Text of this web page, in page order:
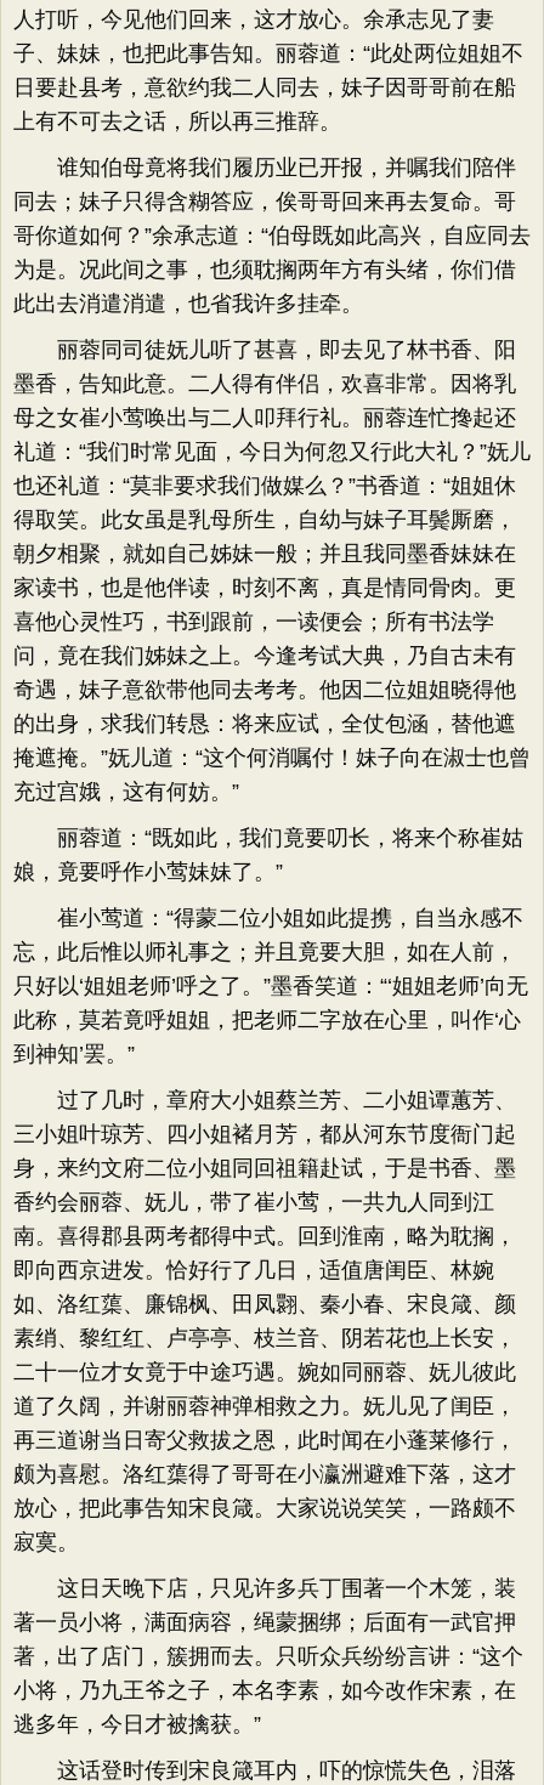
人打听，今见他们回来，这才放心。余承志见了妻
子、妹妹，也把此事告知。丽蓉道：“此处两位姐姐不
日要赴县考，意欲约我二人同去，妹子因哥哥前在船
上有不可去之话，所以再三推辞。
谁知伯母竟将我们履历业已开报，并嘱我们陪伴
同去；妹子只得含糊答应，俟哥哥回来再去复命。哥
哥你道如何？”余承志道：“伯母既如此高兴，自应同去
为是。况此间之事，也须耽搁两年方有头绪，你们借
此出去消遣消遣，也省我许多挂牵。
丽蓉同司徒妩儿听了甚喜，即去见了林书香、阳
墨香，告知此意。二人得有伴侣，欢喜非常。因将乳
母之女崔小莺唤出与二人叩拜行礼。丽蓉连忙搀起还
礼道：“我们时常见面，今日为何忽又行此大礼？”妩儿
也还礼道：“莫非要求我们做媒么？”书香道：“姐姐休
得取笑。此女虽是乳母所生，自幼与妹子耳鬓厮磨，
朝夕相聚，就如自己姊妹一般；并且我同墨香妹妹在
家读书，也是他伴读，时刻不离，真是情同骨肉。更
喜他心灵性巧，书到跟前，一读便会；所有书法学
问，竟在我们姊妹之上。今逢考试大典，乃自古未有
奇遇，妹子意欲带他同去考考。他因二位姐姐晓得他
的出身，求我们转恳：将来应试，全仗包涵，替他遮
掩遮掩。”妩儿道：“这个何消嘱付！妹子向在淑士也曾
充过宫娥，这有何妨。”
丽蓉道：“既如此，我们竟要叨长，将来个称崔姑
娘，竟要呼作小莺妹妹了。”
崔小莺道：“得蒙二位小姐如此提携，自当永感不
忘，此后惟以师礼事之；并且竟要大胆，如在人前，
只好以‘姐姐老师’呼之了。”墨香笑道：“‘姐姐老师’向无
此称，莫若竟呼姐姐，把老师二字放在心里，叫作‘心
到神知’罢。”
过了几时，章府大小姐蔡兰芳、二小姐谭蕙芳、
三小姐叶琼芳、四小姐褚月芳，都从河东节度衙门起
身，来约文府二位小姐同回祖籍赴试，于是书香、墨
香约会丽蓉、妩儿，带了崔小莺，一共九人同到江
南。喜得郡县两考都得中式。回到淮南，略为耽搁，
即向西京进发。恰好行了几日，适值唐闺臣、林婉
如、洛红蕖、廉锦枫、田凤翾、秦小春、宋良箴、颜
素绡、黎红红、卢亭亭、枝兰音、阴若花也上长安，
二十一位才女竟于中途巧遇。婉如同丽蓉、妩儿彼此
道了久阔，并谢丽蓉神弹相救之力。妩儿见了闺臣，
再三道谢当日寄父救拔之恩，此时闻在小蓬莱修行，
颇为喜慰。洛红蕖得了哥哥在小瀛洲避难下落，这才
放心，把此事告知宋良箴。大家说说笑笑，一路颇不
寂寞。
这日天晚下店，只见许多兵丁围著一个木笼，装
著一员小将，满面病容，绳蒙捆绑；后面有一武官押
著，出了店门，簇拥而去。只听众兵纷纷言讲：“这个
小将，乃九王爷之子，本名李素，如今改作宋素，在
逃多年，今日才被擒获。”
这话登时传到宋良箴耳内，吓的惊慌失色，泪落